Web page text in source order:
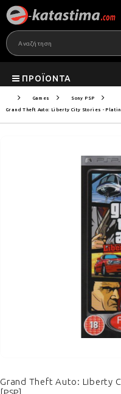
ΠΡΟΪΌΝΤΑ
Games Sony PSP
Grand Theft Auto: Liberty City Stories -
Grand Theft Auto: Liberty